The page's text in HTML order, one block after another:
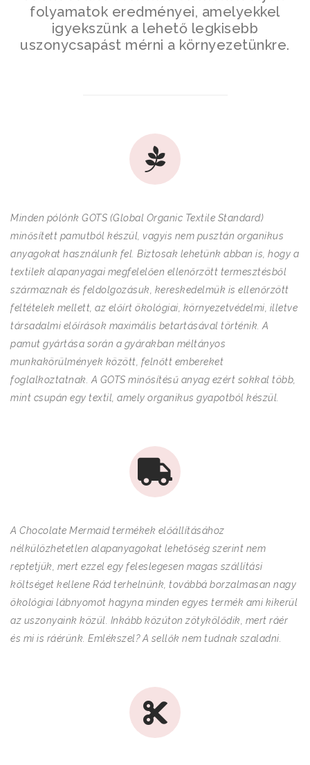
folyamatok eredményei, amelyekkel
igyekszünk a lehető legkisebb
uszonycsapást mérni a környezetünkre.
Minden pólónk GOTS (Global Organic Textile Standard)
minősített pamutból készül, vagyis nem pusztán organikus
anyagokat használunk fel. Biztosak lehetünk abban is, hogy a
textilek alapanyagai megfelelően ellenőrzött termesztésből
származnak és feldolgozásuk, kereskedelmük is ellenőrzött
feltételek mellett, az előírt ökológiai, környezetvédelmi, illetve
társadalmi előírások maximális betartásával történik. A
pamut gyártása során a gyárakban méltányos
munkakörülmények között, felnőtt embereket
foglalkoztatnak. A GOTS minősítésű anyag ezért sokkal több,
mint csupán egy textil, amely organikus gyapotból készül.
A Chocolate Mermaid termékek előállításához
nélkülözhetetlen alapanyagokat lehetőség szerint nem
reptetjük, mert ezzel egy feleslegesen magas szállítási
költséget kellene Rád terhelnünk, továbbá borzalmasan nagy
ökológiai lábnyomot hagyna minden egyes termék ami kikerül
az uszonyaink közül. Inkább közúton zötykölődik, mert ráér
és mi is ráérünk. Emlékszel? A sellők nem tudnak szaladni.